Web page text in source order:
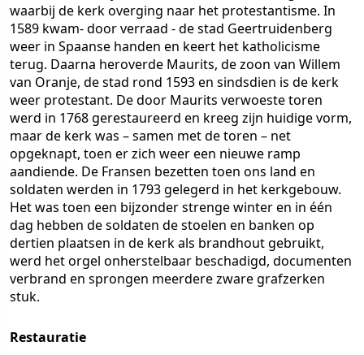
waarbij de kerk overging naar het protestantisme. In
1589 kwam- door verraad - de stad Geertruidenberg
weer in Spaanse handen en keert het katholicisme
terug. Daarna heroverde Maurits, de zoon van Willem
van Oranje, de stad rond 1593 en sindsdien is de kerk
weer protestant. De door Maurits verwoeste toren
werd in 1768 gerestaureerd en kreeg zijn huidige vorm,
maar de kerk was – samen met de toren – net
opgeknapt, toen er zich weer een nieuwe ramp
aandiende. De Fransen bezetten toen ons land en
soldaten werden in 1793 gelegerd in het kerkgebouw.
Het was toen een bijzonder strenge winter en in één
dag hebben de soldaten de stoelen en banken op
dertien plaatsen in de kerk als brandhout gebruikt,
werd het orgel onherstelbaar beschadigd, documenten
verbrand en sprongen meerdere zware grafzerken
stuk.
Restauratie